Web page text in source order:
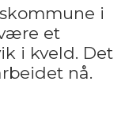
i
et
i kveld. Det
nå.